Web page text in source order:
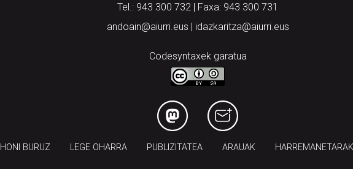
Tel.: 943 300 732 | Faxa: 943 300 731
andoain@aiurri.eus | idazkaritza@aiurri.eus
Codesyntaxek garatua
HONI BURUZ LEGE OHARRA PUBLIZITATEA ARAUAK